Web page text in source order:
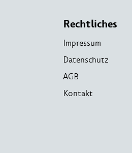
Rechtliches
Impressum
Datenschutz
AGB
Kontakt